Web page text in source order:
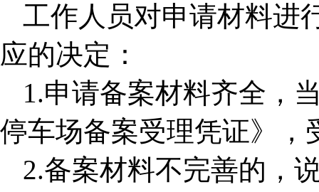
工作人员对申请材料进
应的决定：
1.申请备案材料齐全，
停车场备案受理凭证》，
2.备案材料不完善的，